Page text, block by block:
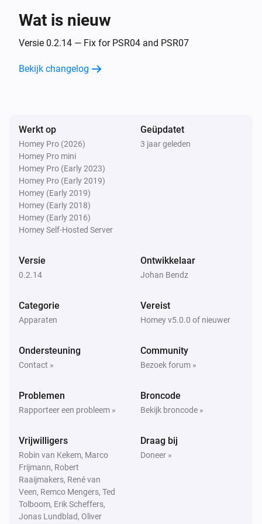
Het sabotagealarm gaat aan
Flood Multisensor PAT02-1A
Het wateralarm gaat aan
Het wateralarm gaat uit
Flood sensor PAT02-1C
Het accuniveau is veranderd
Het sabotagealarm gaat aan
Het sabotagealarm gaat uit
Aangezet
Uitgezet
Het dim-niveau is veranderd
Aangezet
In Wall Dual relay PAN04-1 (Switch-A)
Wat is nieuw
Versie 0.2.14 — Fix for PSR04 and PSR07
Bekijk changelog
Werkt op
Homey Pro (2026)
Homey Pro mini
Homey Pro (Early 2023)
Homey Pro (Early 2019)
Homey (Early 2019)
Homey (Early 2018)
Homey (Early 2016)
Homey Self-Hosted Server
Geüpdatet
3 jaar geleden
Versie
0.2.14
Ontwikkelaar
Johan Bendz
Categorie
Apparaten
Vereist
Homey v5.0.0 of nieuwer
Ondersteuning
Contact »
Community
Bezoek forum »
Problemen
Rapporteer een probleem »
Broncode
Bekijk broncode »
Vrijwilligers
Robin van Kekem, Marco
Frijmann, Robert
Raaijmakers, René van
Veen, Remco Mengers, Ted
Tolboom, Erik Scheffers,
Jonas Lundblad, Oliver
Draag bij
Doneer »